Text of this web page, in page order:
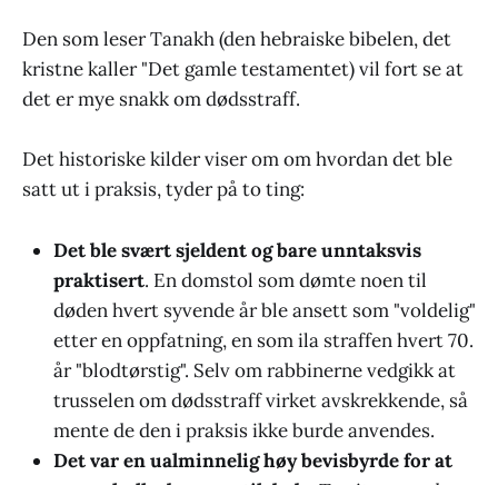
Den som leser Tanakh (den hebraiske bibelen, det
kristne kaller "Det gamle testamentet) vil fort se at
det er mye snakk om dødsstraff.
Det historiske kilder viser om om hvordan det ble
satt ut i praksis, tyder på to ting:
Det ble svært sjeldent og bare unntaksvis
praktisert. En domstol som dømte noen til
døden hvert syvende år ble ansett som "voldelig"
etter en oppfatning, en som ila straffen hvert 70.
år "blodtørstig". Selv om rabbinerne vedgikk at
trusselen om dødsstraff virket avskrekkende, så
mente de den i praksis ikke burde anvendes.
Det var en ualminnelig høy bevisbyrde for at